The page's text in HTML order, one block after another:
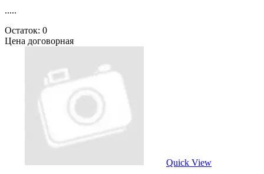
.....
Остаток: 0
Цена договорная
Quick View